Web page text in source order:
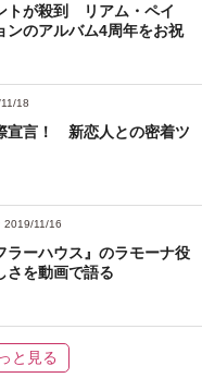
トが殺到 リアム・ペイ
ンのアルバム4周年をお祝
18
宣言！ 新恋人との密着ツ
2019/11/16
ラーハウス』のラモーナ役
さを動画で語る
と見る